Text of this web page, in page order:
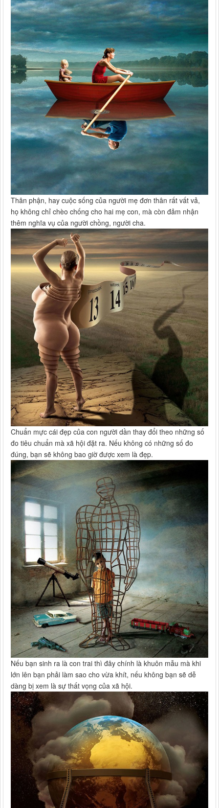
Thân phận, hay cuộc sống của người mẹ đơn thân rất vất vả,
họ không chỉ chèo chống cho hai mẹ con, mà còn đảm nhận
thêm nghĩa vụ của người chồng, người cha.
Chuẩn mực cái đẹp của con người dần thay đổi theo những số
đo tiêu chuẩn mà xã hội đặt ra. Nếu không có những số đo
đúng, bạn sẽ không bao giờ được xem là đẹp.
Nếu bạn sinh ra là con trai thì đây chính là khuôn mẫu mà khi
lớn lên bạn phải làm sao cho vừa khít, nếu không bạn sẽ dễ
dàng bị xem là sự thất vọng của xã hội.